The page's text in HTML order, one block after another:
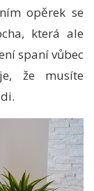
opěrek se
která ale
spaní vůbec
že musíte